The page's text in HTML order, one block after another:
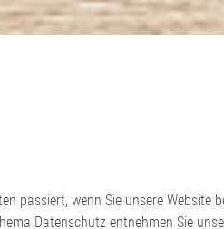
passiert, wenn Sie unsere Website
Datenschutz entnehmen Sie